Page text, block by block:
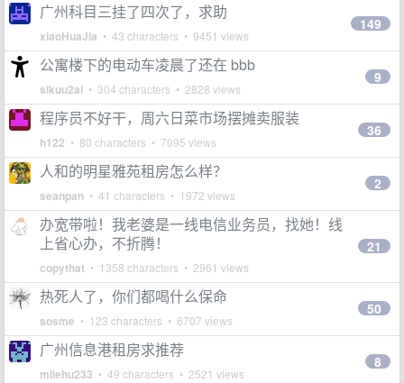
广州科目三挂了四次了，求助
xiaoHuaJia • 43 characters • 9451 views
149
公寓楼下的电动车凌晨了还在 bbb
sikuu2al • 304 characters • 2828 views
9
程序员不好干，周六日菜市场摆摊卖服装
h122 • 80 characters • 7095 views
36
人和的明星雅苑租房怎么样？
seanpan • 41 characters • 1972 views
2
办宽带啦！我老婆是一线电信业务员，找她！线
上省心办，不折腾！
copythat • 1358 characters • 2961 views
21
热死人了，你们都喝什么保命
sosme • 123 characters • 6707 views
50
广州信息港租房求推荐
mliehu233 • 49 characters • 2521 views
8